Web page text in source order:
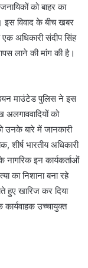
को बाहर का
इस विवाद के बीच खबर
अधिकारी संदीप सिंह
लाने की मांग की है।
माउंटेड पुलिस ने इस
अलगाववादियों को
उनके बारे में जानकारी
शीर्ष भारतीय अधिकारी
इन कार्यकर्ताओं
का निशाना बना रहे
हुए खारिज कर दिया
उच्चायुक्त